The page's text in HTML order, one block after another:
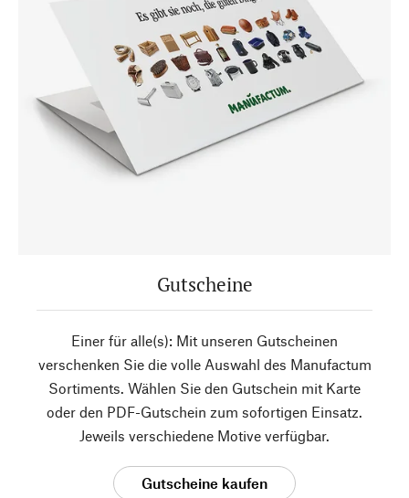
Gutscheine
Einer für alle(s): Mit unseren Gutscheinen
verschenken Sie die volle Auswahl des Manufactum
Sortiments. Wählen Sie den Gutschein mit Karte
oder den PDF-Gutschein zum sofortigen Einsatz.
Jeweils verschiedene Motive verfügbar.
Gutscheine kaufen